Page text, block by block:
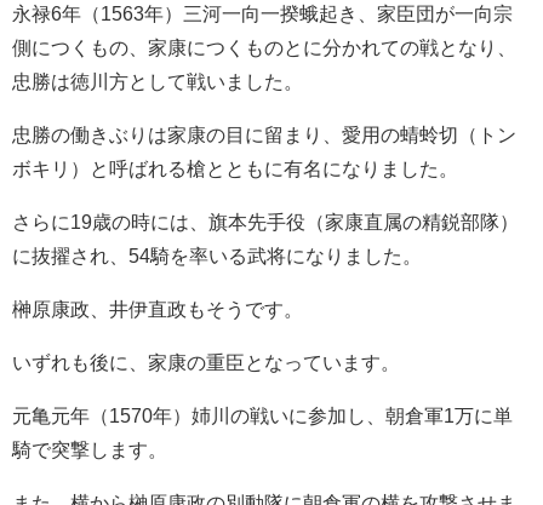
永禄6年（1563年）三河一向一揆蛾起き、家臣団が一向宗
側につくもの、家康につくものとに分かれての戦となり、
忠勝は徳川方として戦いました。
忠勝の働きぶりは家康の目に留まり、愛用の蜻蛉切（トン
ボキリ）と呼ばれる槍とともに有名になりました。
さらに19歳の時には、旗本先手役（家康直属の精鋭部隊）
に抜擢され、54騎を率いる武将になりました。
榊原康政、井伊直政もそうです。
いずれも後に、家康の重臣となっています。
元亀元年（1570年）姉川の戦いに参加し、朝倉軍1万に単
騎で突撃します。